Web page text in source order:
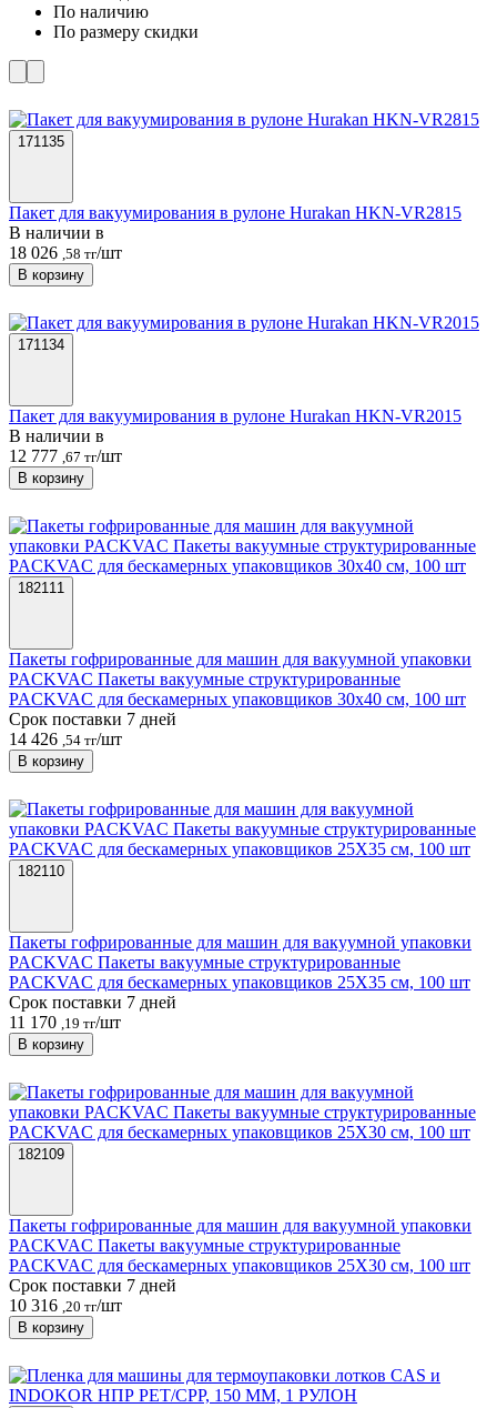
По наличию
По размеру скидки
171135
Пакет для вакуумирования в рулоне Hurakan HKN-VR2815
В наличии в
18 026 ,58 тг/шт
В корзину
171134
Пакет для вакуумирования в рулоне Hurakan HKN-VR2015
В наличии в
12 777 ,67 тг/шт
В корзину
182111
Пакеты гофрированные для машин для вакуумной упаковки
PACKVAC Пакеты вакуумные структурированные
PACKVAC для бескамерных упаковщиков 30х40 см, 100 шт
Срок поставки 7 дней
14 426 ,54 тг/шт
В корзину
182110
Пакеты гофрированные для машин для вакуумной упаковки
PACKVAC Пакеты вакуумные структурированные
PACKVAC для бескамерных упаковщиков 25X35 см, 100 шт
Срок поставки 7 дней
11 170 ,19 тг/шт
В корзину
182109
Пакеты гофрированные для машин для вакуумной упаковки
PACKVAC Пакеты вакуумные структурированные
PACKVAC для бескамерных упаковщиков 25X30 см, 100 шт
Срок поставки 7 дней
10 316 ,20 тг/шт
В корзину